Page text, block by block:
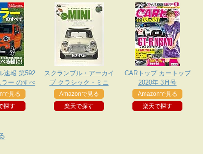
速報 第592
ー のすべ
で見る
探す
スクランブル・アーカイ
ブ クラシック・ミニ
Amazonで見る
楽天で探す
CARトップ カートップ
2020年 3月号
Amazonで見る
楽天で探す